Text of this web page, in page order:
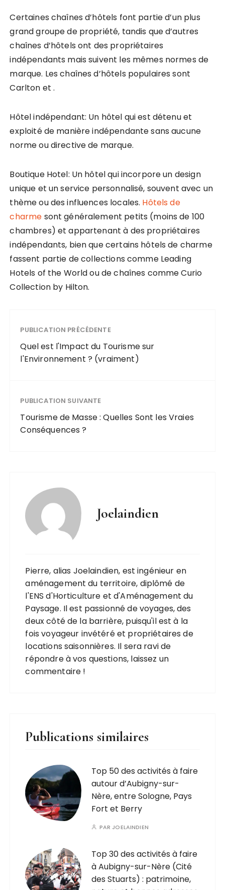
Certaines chaînes d’hôtels font partie d’un plus
grand groupe de propriété, tandis que d’autres
chaînes d’hôtels ont des propriétaires
indépendants mais suivent les mêmes normes de
marque. Les chaînes d’hôtels populaires sont
Carlton et .
Hôtel indépendant: Un hôtel qui est détenu et
exploité de manière indépendante sans aucune
norme ou directive de marque.
Boutique Hotel: Un hôtel qui incorpore un design
unique et un service personnalisé, souvent avec un
thème ou des influences locales. Hôtels de
charme sont généralement petits (moins de 100
chambres) et appartenant à des propriétaires
indépendants, bien que certains hôtels de charme
fassent partie de collections comme Leading
Hotels of the World ou de chaînes comme Curio
Collection by Hilton.
PUBLICATION PRÉCÉDENTE
Quel est l'Impact du Tourisme sur
l'Environnement ? (vraiment)
PUBLICATION SUIVANTE
Tourisme de Masse : Quelles Sont les Vraies
Conséquences ?
Joelaindien
Pierre, alias Joelaindien, est ingénieur en
aménagement du territoire, diplômé de
l'ENS d'Horticulture et d'Aménagement du
Paysage. Il est passionné de voyages, des
deux côté de la barrière, puisqu'il est à la
fois voyageur invétéré et propriétaires de
locations saisonnières. Il sera ravi de
répondre à vos questions, laissez un
commentaire !
Publications similaires
Top 50 des activités à faire
autour d’Aubigny-sur-
Nère, entre Sologne, Pays
Fort et Berry
PAR JOELAINDIEN
Top 30 des activités à faire
à Aubigny-sur-Nère (Cité
des Stuarts) : patrimoine,